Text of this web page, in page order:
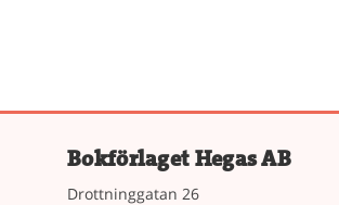
Bokförlaget Hegas AB
Drottninggatan 26